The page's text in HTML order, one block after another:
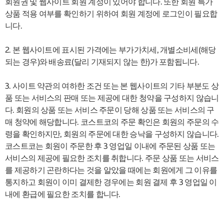
상품 적용 여부를 확인하기 위하여 회원 계정에 로그인이 필요합
니다.
2. 본 웹사이트에 표시된 가격에는 부가가치세, 개별소비세(해당
되는 경우)와 배송료(달리 기재되지 않는 한)가 포함됩니다.
3. 사이트 약관의 여하한 조건 또는 본 웹사이트의 기타 부분도 상
품 또는 서비스의 판매 또는 제공에 대한 청약을 구성하지 않습니
다. 회원의 상품 또는 서비스 주문이 당해 상품 또는 서비스의 구
매 청약에 해당합니다. 코스트코의 주문 확인은 회원의 주문의 수
령을 확인하지만, 회원의 주문에 대한 승낙을 구성하지 않습니다.
코스트코는 회원이 주문한 후 3 영업일 이내에 주문된 상품 또는
서비스의 제공에 필요한 조치를 취합니다. 주문 상품 또는 서비스
를 제공하기 곤란하다는 것을 알았을 때에는 회원에게 그 이유를
통지하고 회원이 이미 결제한 경우에는 회원 결제 후 3 영업일 이
내에 환급에 필요한 조치를 합니다.